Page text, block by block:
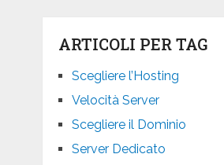
ARTICOLI PER TAG
Scegliere l’Hosting
Velocità Server
Scegliere il Dominio
Server Dedicato